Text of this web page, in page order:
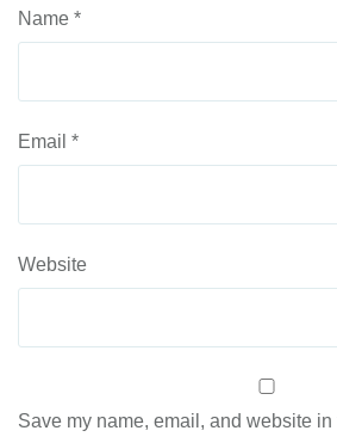
Name *
Email *
Website
Save my name, email, and website